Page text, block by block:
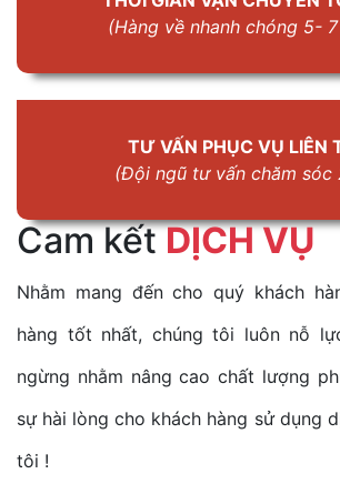
(Hàng về nhanh chóng 5-
TƯ VẤN PHỤC VỤ LIÊN
(Đội ngũ tư vấn chăm sóc
Cam kếtDỊCH VỤ
Nhằm mang đến cho quý khách
hàng tốt nhất, chúng tôi luôn nỗ
ngừng nhằm nâng cao chất lượng
sự hài lòng cho khách hàng sử dụng
tôi !